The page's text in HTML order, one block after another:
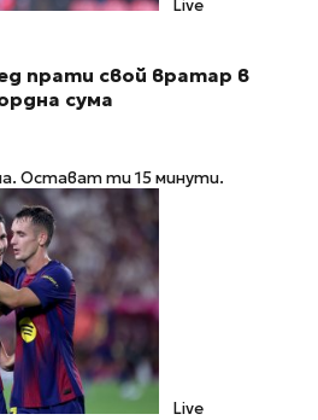
Live
прати свой вратар в
сума
Остават ти 15 минути.
Live